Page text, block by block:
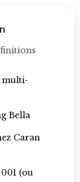
multi-
Bella
Caran
(ou